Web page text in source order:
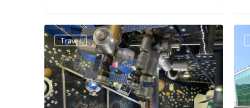
Travel